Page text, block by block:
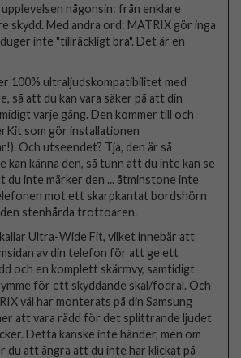
någonsin: från enklare
skydd. Med andra ord: MATRIX gör inga
inte "tillräckligt bra". Det är en
100% ultraljudskompatibilitet med
så att du kan vara säker på att din
varje gång. Den kommer till och
som gör installationen
Och utseendet? Tja, den är så
känna den, så tunn att du inte kan se
du inte märker den ... åtminstone inte
mot ett skarpkantat bordshörn
stenhårda trottoaren.
Ultra-Wide Fit, vilket innebär att
av din telefon för att ge ett
och en komplett skärmvy, samtidigt
för ett skyddande skal/fodral. Och
väl har monterats på din Samsung
att vara rädd för det splittrande ljudet
Detta kanske inte händer, men om
du att ångra att du inte har klickat på